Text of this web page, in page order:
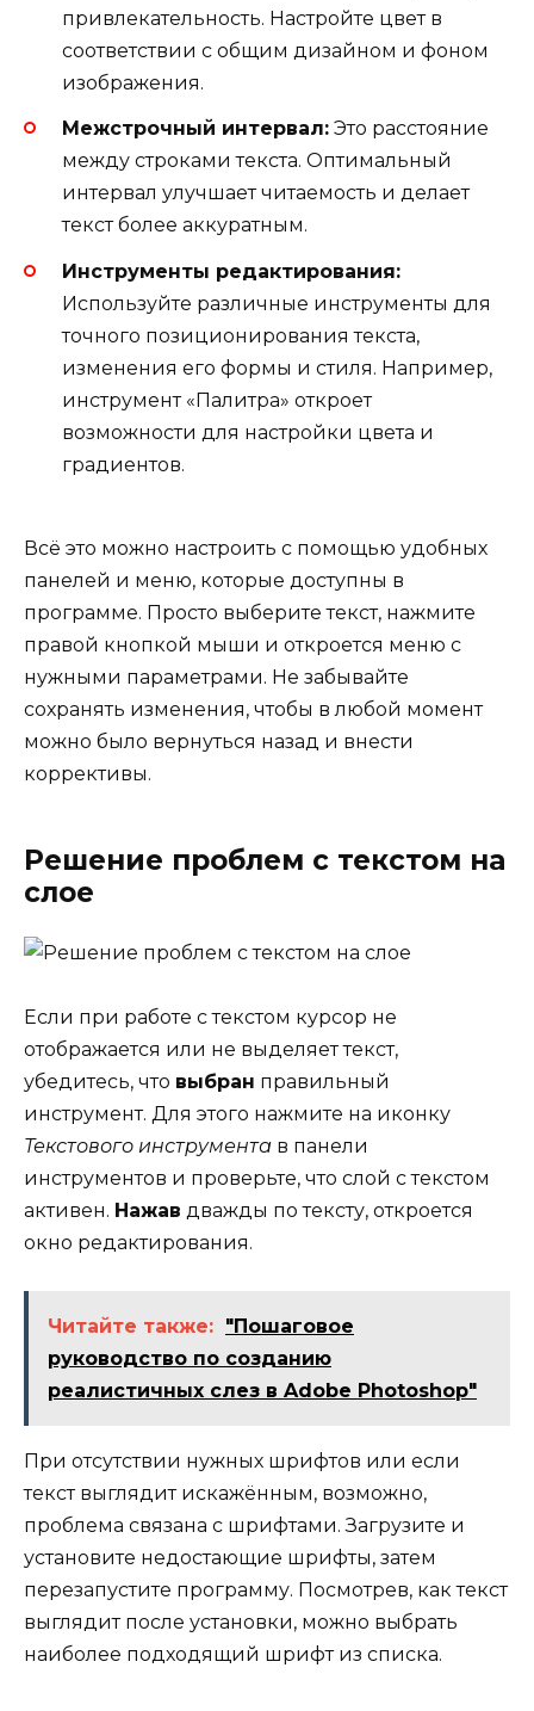
привлекательность. Настройте цвет в
соответствии с общим дизайном и фоном
изображения.
Межстрочный интервал: Это расстояние
между строками текста. Оптимальный
интервал улучшает читаемость и делает
текст более аккуратным.
Инструменты редактирования:
Используйте различные инструменты для
точного позиционирования текста,
изменения его формы и стиля. Например,
инструмент «Палитра» откроет
возможности для настройки цвета и
градиентов.
Всё это можно настроить с помощью удобных
панелей и меню, которые доступны в
программе. Просто выберите текст, нажмите
правой кнопкой мыши и откроется меню с
нужными параметрами. Не забывайте
сохранять изменения, чтобы в любой момент
можно было вернуться назад и внести
коррективы.
Решение проблем с текстом на
слое
Если при работе с текстом курсор не
отображается или не выделяет текст,
убедитесь, что выбран правильный
инструмент. Для этого нажмите на иконку
Текстового инструмента в панели
инструментов и проверьте, что слой с текстом
активен. Нажав дважды по тексту, откроется
окно редактирования.
Читайте также: "Пошаговое
руководство по созданию
реалистичных слез в Adobe Photoshop"
При отсутствии нужных шрифтов или если
текст выглядит искажённым, возможно,
проблема связана с шрифтами. Загрузите и
установите недостающие шрифты, затем
перезапустите программу. Посмотрев, как текст
выглядит после установки, можно выбрать
наиболее подходящий шрифт из списка.